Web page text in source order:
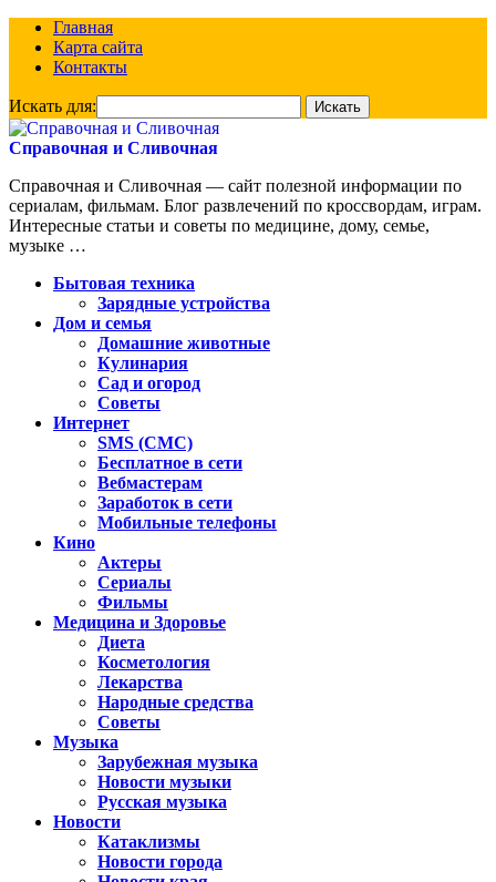
Главная
Карта сайта
Контакты
Искать для:
Справочная и Сливочная
Справочная и Сливочная — сайт полезной информации по
сериалам, фильмам. Блог развлечений по кроссвордам, играм.
Интересные статьи и советы по медицине, дому, семье,
музыке …
Бытовая техника
Зарядные устройства
Дом и семья
Домашние животные
Кулинария
Сад и огород
Советы
Интернет
SMS (СМС)
Бесплатное в сети
Вебмастерам
Заработок в сети
Мобильные телефоны
Кино
Актеры
Сериалы
Фильмы
Медицина и Здоровье
Диета
Косметология
Лекарства
Народные средства
Советы
Музыка
Зарубежная музыка
Новости музыки
Русская музыка
Новости
Катаклизмы
Новости города